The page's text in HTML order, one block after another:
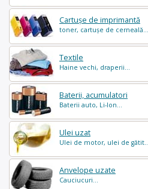
Cartușe de imprimantă
toner, cartușe de cerneală...
Textile
Haine vechi, draperii...
Baterii, acumulatori
Baterii auto, Li-Ion...
Ulei uzat
Ulei de motor, ulei de gătit...
Anvelope uzate
Cauciucuri...